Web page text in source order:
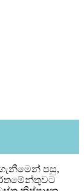
පසු,